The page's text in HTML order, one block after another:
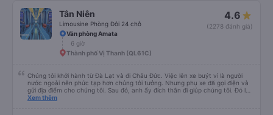
Tân Niên
Limousine Phòng Đôi 24 chỗ
4.6
(2278 đánh giá)
Văn phòng Amata
6 giờ
Thành phố Vị Thanh (QL61C)
Chúng tôi khởi hành từ Đà Lạt và đi Châu Đức. Việc lên xe buýt vì là người
nước ngoài nên phức tạp hơn chúng tôi tưởng. Nhưng phụ xe đã gọi điện và
gửi địa điểm cho chúng tôi. Sau đó, anh ấy đích thân đi giúp chúng tôi. Đó là
lần đầu tiên đi xe giường nằm với hai đứa trẻ nhỏ khá thú vị. Chúng tôi không
Xem thêm